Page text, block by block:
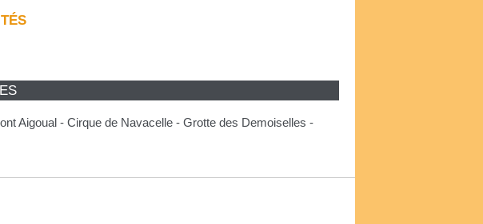
Aigoual - Cirque de Navacelle - Grotte des Demoiselles -